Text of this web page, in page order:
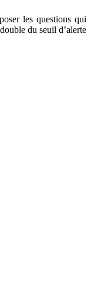
les questions qui
du seuil d’alerte